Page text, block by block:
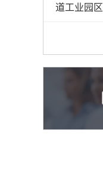
道工业园区